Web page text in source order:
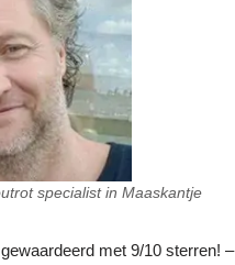
specialist in Maaskantje
met 9/10 sterren! –